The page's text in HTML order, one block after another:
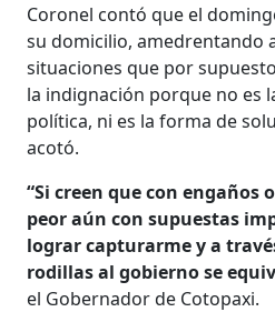
Coronel contó que el
su domicilio, amedrentando
situaciones que por
la indignación porque no es
política, ni es la forma de
acotó.
“Si creen que con engaños
peor aún con supuestas
lograr capturarme y a
rodillas al gobierno se
el Gobernador de Cotopaxi.